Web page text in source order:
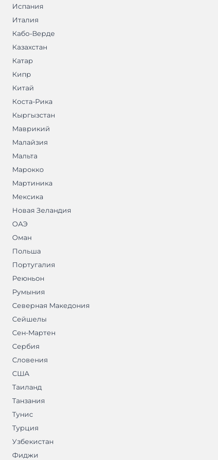
Испания
Италия
Кабо-Верде
Казахстан
Катар
Кипр
Китай
Коста-Рика
Кыргызстан
Маврикий
Малайзия
Мальта
Марокко
Мартиника
Мексика
Новая Зеландия
ОАЭ
Оман
Польша
Португалия
Реюньон
Румыния
Северная Македония
Сейшелы
Сен-Мартен
Сербия
Словения
США
Таиланд
Танзания
Тунис
Турция
Узбекистан
Фиджи